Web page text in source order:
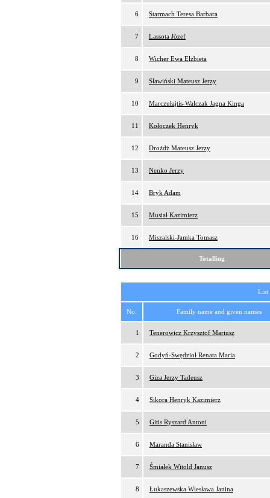
6 Starmach Teresa Barbara
7 Lassota Józef
8 Wicher Ewa Elżbieta
9 Sławiński Mateusz Jerzy
10 Marczułajtis-Walczak Jagna Kinga
11 Kołoczek Henryk
12 Drożdż Mateusz Jerzy
13 Nenko Jerzy
14 Bryk Adam
15 Musiał Kazimierz
16 Miszalski-Jamka Tomasz
Totalling
List
No. Family name and given names
1 Tenerowicz Krzysztof Mariusz
2 Godyń-Swędzioł Renata Maria
3 Giza Jerzy Tadeusz
4 Sikora Henryk Kazimierz
5 Gitis Ryszard Antoni
6 Maranda Stanisław
7 Śmiałek Witold Janusz
8 Łukaszewska Wiesława Janina